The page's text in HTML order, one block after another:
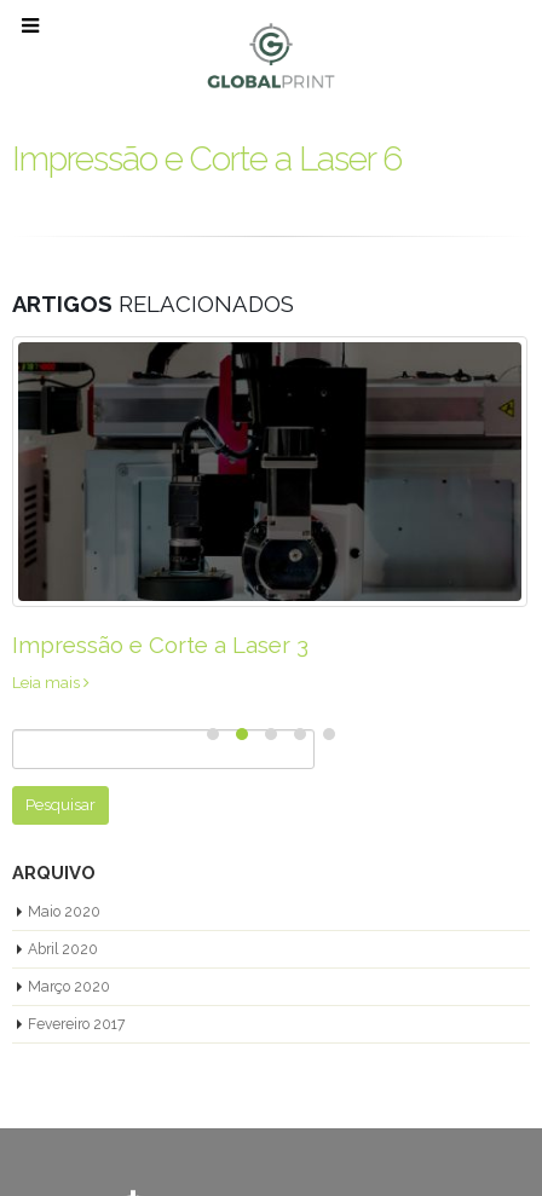
Impressão e Corte a Laser 6
ARTIGOS RELACIONADOS
Impressão e Corte a Laser 3
Leia mais
por:
ARQUIVO
Maio 2020
Abril 2020
Março 2020
Fevereiro 2017